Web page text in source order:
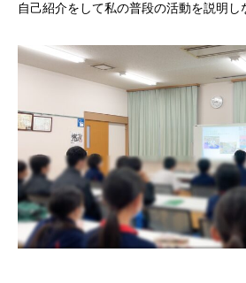
自己紹介をして私の普段の活動を説明し